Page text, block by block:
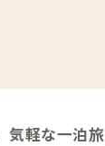
気軽な一泊旅